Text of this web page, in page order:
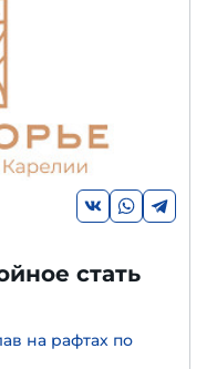
стать
на рафтах по